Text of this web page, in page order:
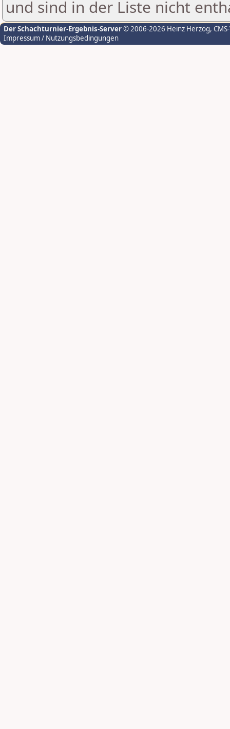
und sind in der Liste nicht
Der Schachturnier-Ergebnis-Server© 2006-2026 Heinz Herzog,
Impressum / Nutzungsbedingungen